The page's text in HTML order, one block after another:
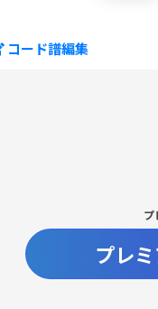
コード譜編集
プ
プレ